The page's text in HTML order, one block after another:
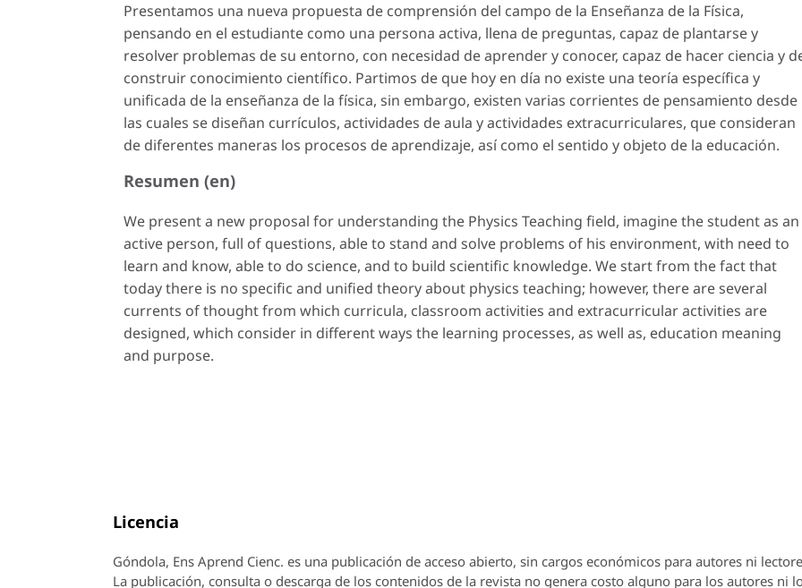
Presentamos una nueva propuesta de comprensión del campo de la Enseñanza de la Física,
pensando en el estudiante como una persona activa, llena de preguntas, capaz de plantarse y
resolver problemas de su entorno, con necesidad de aprender y conocer, capaz de hacer ciencia y
construir conocimiento científico. Partimos de que hoy en día no existe una teoría específica y
unificada de la enseñanza de la física, sin embargo, existen varias corrientes de pensamiento desde
las cuales se diseñan currículos, actividades de aula y actividades extracurriculares, que consideran
de diferentes maneras los procesos de aprendizaje, así como el sentido y objeto de la educación.
Resumen (en)
We present a new proposal for understanding the Physics Teaching field, imagine the student as an
active person, full of questions, able to stand and solve problems of his environment, with need to
learn and know, able to do science, and to build scientific knowledge. We start from the fact that
today there is no specific and unified theory about physics teaching; however, there are several
currents of thought from which curricula, classroom activities and extracurricular activities are
designed, which consider in different ways the learning processes, as well as, education meaning
and purpose.
Licencia
Góndola, Ens Aprend Cienc. es una publicación de acceso abierto, sin cargos económicos para autores ni
La publicación, consulta o descarga de los contenidos de la revista no genera costo alguno para los autores ni